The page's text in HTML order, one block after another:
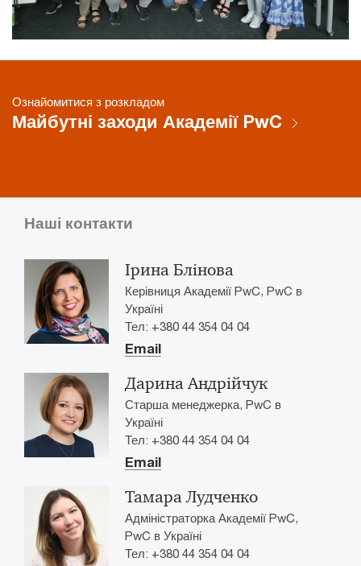
Ознайомитися з розкладом
Майбутні заходи Академії PwC
Наші контакти
Ірина Блінова
Керівниця Академії PwC, PwC в
Україні
Тел: +380 44 354 04 04
Email
Дарина Андрійчук
Старша менеджерка, PwC в
Україні
Тел: +380 44 354 04 04
Email
Тамара Лудченко
Адміністраторка Академії PwC,
PwC в Україні
Тел: +380 44 354 04 04